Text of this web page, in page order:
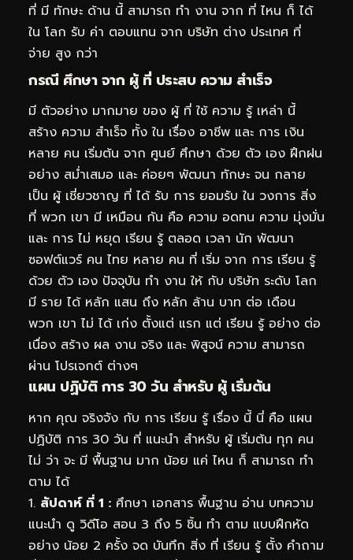
ที่ มี ทักษะ ด้าน นี้ สามารถ ทำ งาน จาก ที่ ไหน ก็ ได้
ใน โลก รับ ค่า ตอบแทน จาก บริษัท ต่าง ประเทศ ที่
จ่าย สูง กว่า
กรณี ศึกษา จาก ผู้ ที่ ประสบ ความ สำเร็จ
มี ตัวอย่าง มากมาย ของ ผู้ ที่ ใช้ ความ รู้ เหล่า นี้
สร้าง ความ สำเร็จ ทั้ง ใน เรื่อง อาชีพ และ การ เงิน
หลาย คน เริ่มต้น จาก ศูนย์ ศึกษา ด้วย ตัว เอง ฝึกฝน
อย่าง สม่ำเสมอ และ ค่อยๆ พัฒนา ทักษะ จน กลาย
เป็น ผู้ เชี่ยวชาญ ที่ ได้ รับ การ ยอมรับ ใน วงการ สิ่ง
ที่ พวก เขา มี เหมือน กัน คือ ความ อดทน ความ มุ่งมั่น
และ การ ไม่ หยุด เรียน รู้ ตลอด เวลา นัก พัฒนา
ซอฟต์แวร์ คน ไทย หลาย คน ที่ เริ่ม จาก การ เรียน รู้
ด้วย ตัว เอง ปัจจุบัน ทำ งาน ให้ กับ บริษัท ระดับ โลก
มี ราย ได้ หลัก แสน ถึง หลัก ล้าน บาท ต่อ เดือน
พวก เขา ไม่ ได้ เก่ง ตั้งแต่ แรก แต่ เรียน รู้ อย่าง ต่อ
เนื่อง สร้าง ผล งาน จริง และ พิสูจน์ ความ สามารถ
ผ่าน โปรเจกต์ ต่างๆ
แผน ปฏิบัติ การ 30 วัน สำหรับ ผู้ เริ่มต้น
หาก คุณ จริงจัง กับ การ เรียน รู้ เรื่อง นี้ นี่ คือ แผน
ปฏิบัติ การ 30 วัน ที่ แนะนำ สำหรับ ผู้ เริ่มต้น ทุก คน
ไม่ ว่า จะ มี พื้นฐาน มาก น้อย แค่ ไหน ก็ สามารถ ทำ
ตาม ได้
สัปดาห์ ที่ 1 : ศึกษา เอกสาร พื้นฐาน อ่าน บทความ
แนะนำ ดู วิดีโอ สอน 3 ถึง 5 ชิ้น ทำ ตาม แบบฝึกหัด
อย่าง น้อย 2 ครั้ง จด บันทึก สิ่ง ที่ เรียน รู้ ตั้ง คำถาม